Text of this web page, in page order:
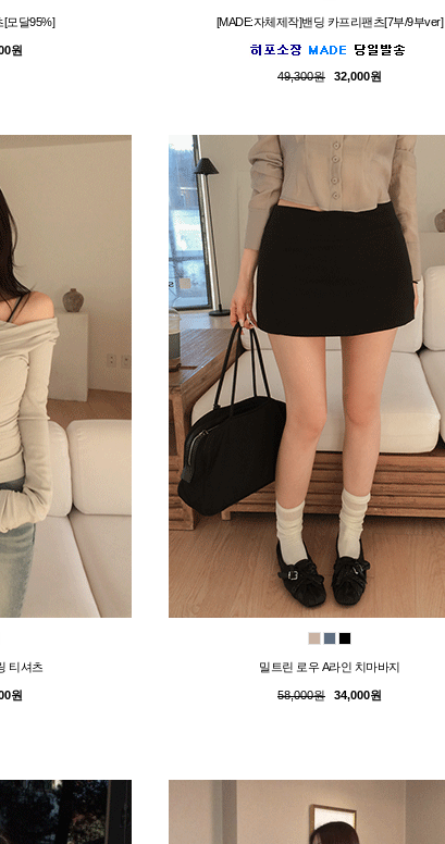
[모달95%]
원
[MADE:자체제작]밴딩 카프리팬츠[7부/9부ver]
49,300원 32,000원
티셔츠
원
밀트린 로우 A라인 치마바지
58,000원 34,000원